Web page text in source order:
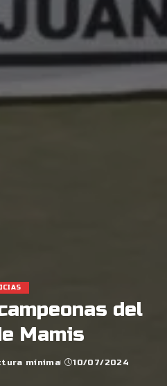
del
Mamis
mínima 10/07/2024